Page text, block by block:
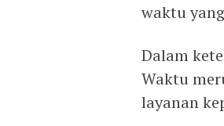
waktu
Dalam
Waktu
layanan